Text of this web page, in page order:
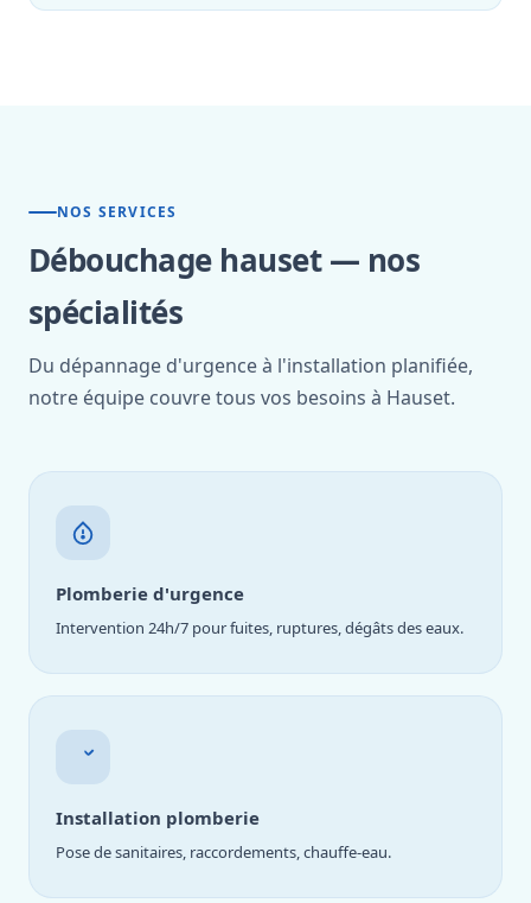
NOS SERVICES
Débouchage hauset — nos
spécialités
Du dépannage d'urgence à l'installation planifiée,
notre équipe couvre tous vos besoins à Hauset.
Plomberie d'urgence
Intervention 24h/7 pour fuites, ruptures, dégâts des eaux.
Installation plomberie
Pose de sanitaires, raccordements, chauffe-eau.